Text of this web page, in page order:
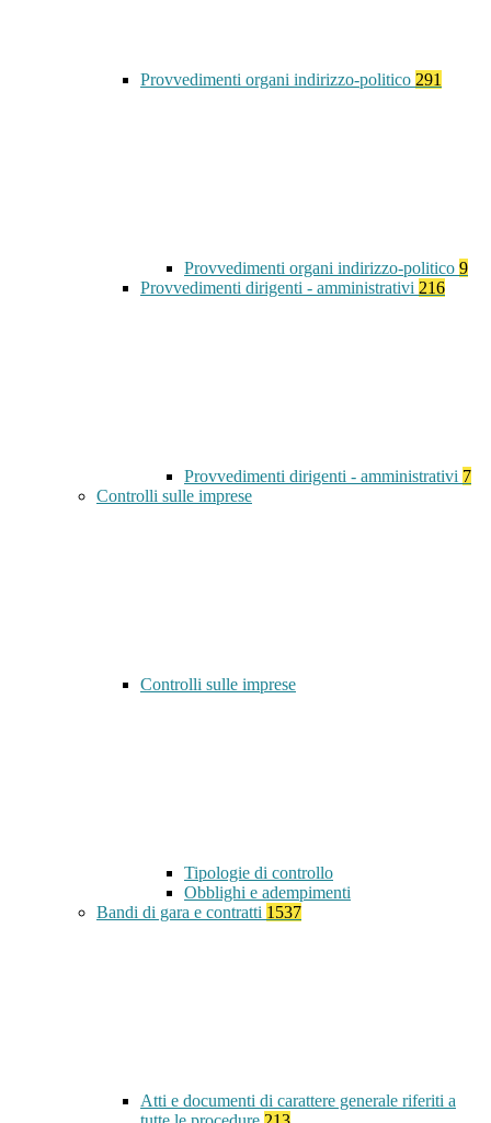
Provvedimenti organi indirizzo-politico 291
Provvedimenti organi indirizzo-politico 9
Provvedimenti dirigenti - amministrativi 216
Provvedimenti dirigenti - amministrativi 7
Controlli sulle imprese
Controlli sulle imprese
Tipologie di controllo
Obblighi e adempimenti
Bandi di gara e contratti 1537
Atti e documenti di carattere generale riferiti a